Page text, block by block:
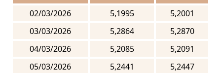
02/03/2026
5,1995
5,2001
03/03/2026
5,2864
5,2870
04/03/2026
5,2085
5,2091
05/03/2026
5,2441
5,2447